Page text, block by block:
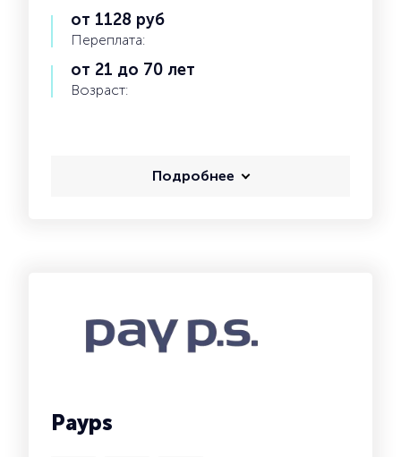
от 1128 руб
Переплата:
от 21 до 70 лет
Возраст:
Подробнее
Payps